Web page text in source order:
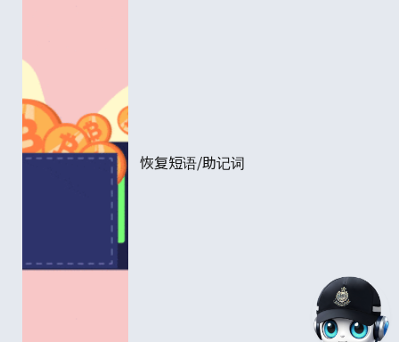
恢复短语/助记词